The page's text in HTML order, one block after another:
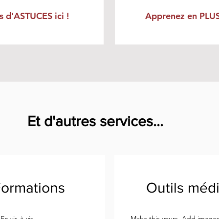
d'ASTUCES ici ! Apprenez en
Et d'autres services...
Outils